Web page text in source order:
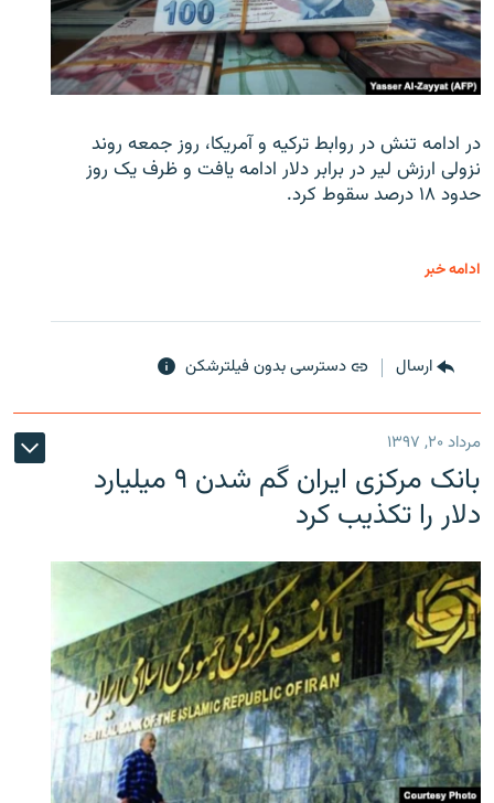
در ادامه تنش در روابط ترکیه و آمریکا، روز جمعه روند
نزولی ارزش لیر در برابر دلار ادامه یافت و ظرف یک روز
حدود ۱۸ درصد سقوط کرد.
ادامه خبر
ارسال دسترسی بدون فیلترشکن
مرداد ۲۰, ۱۳۹۷
بانک مرکزی ایران گم شدن ۹ میلیارد
دلار را تکذیب کرد